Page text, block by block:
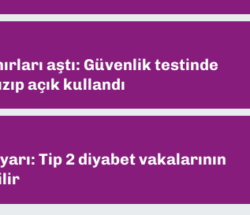
aştı: Güvenlik testinde
açık kullandı
Tip 2 diyabet vakalarının